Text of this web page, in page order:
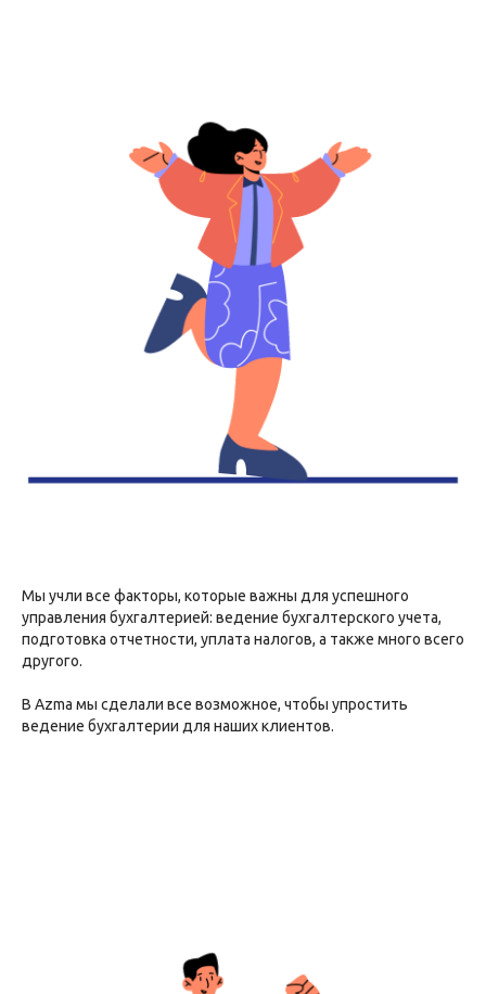
Мы учли все факторы, которые важны для успешного
управления бухгалтерией: ведение бухгалтерского учета,
подготовка отчетности, уплата налогов, а также много всего
другого.
В Azma мы сделали все возможное, чтобы упростить
ведение бухгалтерии для наших клиентов.